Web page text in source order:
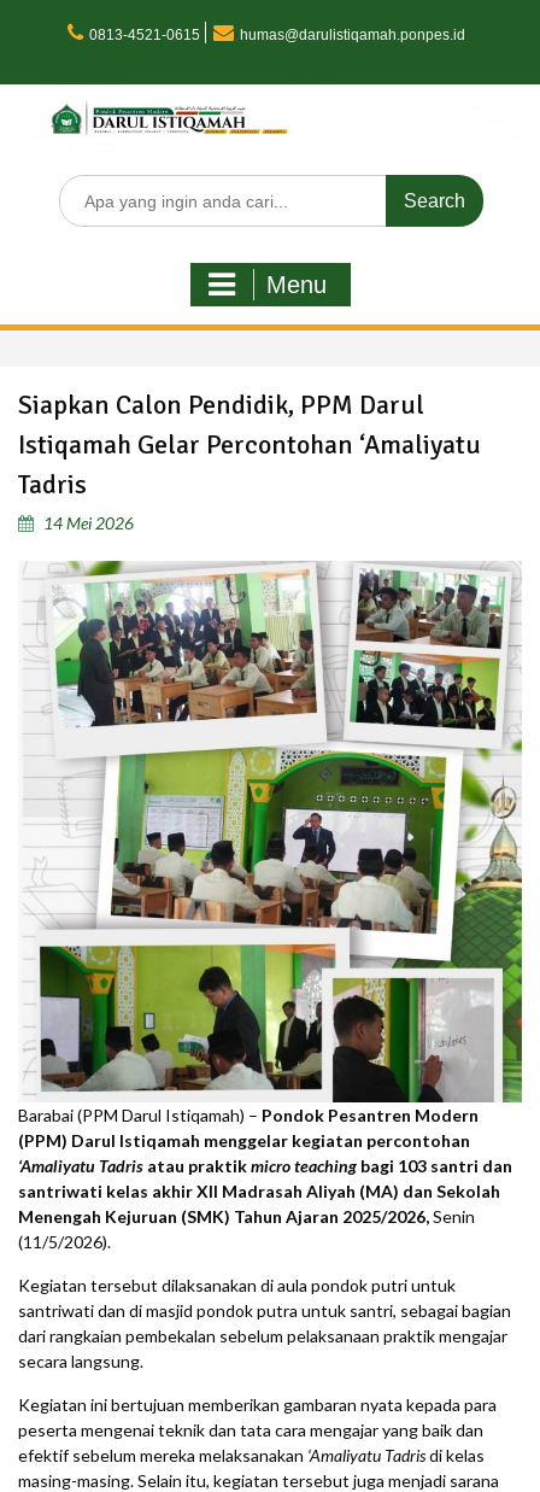
0813-4521-0615 humas@darulistiqamah.ponpes.id
Search
for:
Menu
Siapkan Calon Pendidik, PPM Darul
Istiqamah Gelar Percontohan ‘Amaliyatu
Tadris
14 Mei 2026
Barabai (PPM Darul Istiqamah) – Pondok Pesantren Modern
(PPM) Darul Istiqamah menggelar kegiatan percontohan
‘Amaliyatu Tadris atau praktikmicro teaching bagi 103 santri dan
santriwati kelas akhir XII Madrasah Aliyah (MA) dan Sekolah
Menengah Kejuruan (SMK) Tahun Ajaran 2025/2026,Senin
(11/5/2026).
Kegiatan tersebut dilaksanakan di aula pondok putri untuk
santriwati dan di masjid pondok putra untuk santri, sebagai bagian
dari rangkaian pembekalan sebelum pelaksanaan praktik mengajar
secara langsung.
Kegiatan ini bertujuan memberikan gambaran nyata kepada para
peserta mengenai teknik dan tata cara mengajar yang baik dan
efektif sebelum mereka melaksanakan ‘Amaliyatu Tadrisdi kelas
masing-masing. Selain itu, kegiatan tersebut juga menjadi sarana